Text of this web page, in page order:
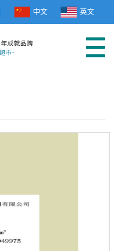
中文 英文